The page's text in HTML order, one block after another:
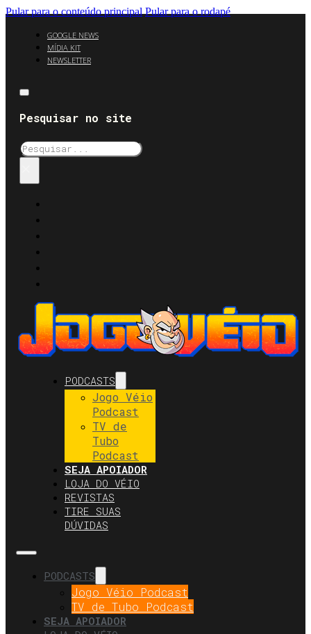
Pular para o conteúdo principal Pular para o rodapé
GOOGLE NEWS
MÍDIA KIT
NEWSLETTER
Pesquisar no site
Pesquisar
PODCASTS
Jogo Véio
Podcast
TV de
Tubo
Podcast
SEJA APOIADOR
LOJA DO VÉIO
REVISTAS
TIRE SUAS
DÚVIDAS
PODCASTS
Jogo Véio Podcast
TV de Tubo Podcast
SEJA APOIADOR